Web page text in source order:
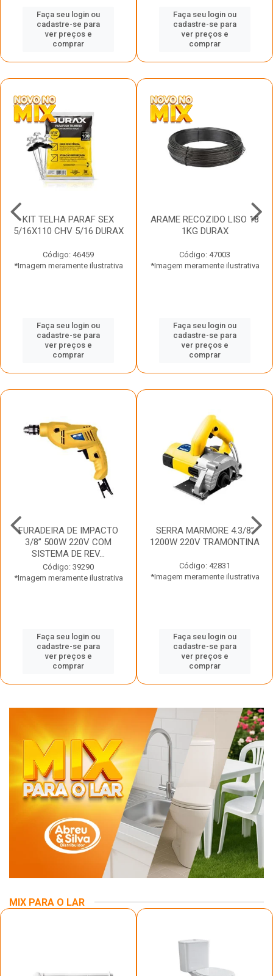
Faça seu login ou
cadastre-se para
ver preços e
comprar
Faça seu login ou
cadastre-se para
ver preços e
comprar
KIT TELHA PARAF SEX
5/16X110 CHV 5/16 DURAX
Código: 46459
*Imagem meramente ilustrativa
Faça seu login ou
cadastre-se para
ver preços e
comprar
ARAME RECOZIDO LISO 18
1KG DURAX
Código: 47003
*Imagem meramente ilustrativa
Faça seu login ou
cadastre-se para
ver preços e
comprar
FURADEIRA DE IMPACTO
3/8” 500W 220V COM
SISTEMA DE REV...
Código: 39290
*Imagem meramente ilustrativa
Faça seu login ou
cadastre-se para
ver preços e
comprar
SERRA MARMORE 4.3/8”
1200W 220V TRAMONTINA
Código: 42831
*Imagem meramente ilustrativa
Faça seu login ou
cadastre-se para
ver preços e
comprar
MIX PARA O LAR